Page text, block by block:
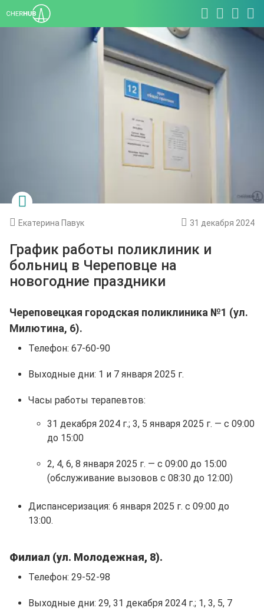
Екатерина Павук 31 декабря 2024
График работы поликлиник и
больниц в Череповце на
новогодние праздники
Череповецкая городская поликлиника №1 (ул.
Милютина, 6).
Телефон: 67-60-90
Выходные дни: 1 и 7 января 2025 г.
Часы работы терапевтов:
31 декабря 2024 г.; 3, 5 января 2025 г. — с 09:00
до 15:00
2, 4, 6, 8 января 2025 г. — с 09:00 до 15:00
(обслуживание вызовов с 08:30 до 12:00)
Диспансеризация: 6 января 2025 г. с 09:00 до
13:00.
Филиал (ул. Молодежная, 8).
Телефон: 29-52-98
Выходные дни: 29, 31 декабря 2024 г.; 1, 3, 5, 7